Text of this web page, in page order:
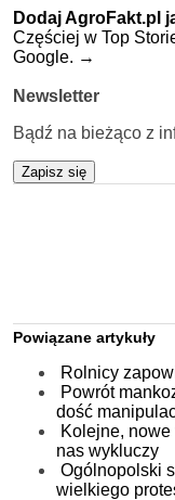
Dodaj AgroFakt.pl
Częściej w Top
Google. →
Newsletter
Bądź na bieżąco z
Zapisz się
Powiązane artykuły
Rolnicy
Powrót
dość
Kolejne,
nas wykluczy
Ogólnopolski
wielkiego